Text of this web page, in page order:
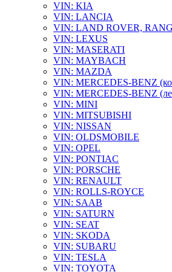
VIN: KIA
VIN: LANCIA
VIN: LAND ROVER,
VIN: LEXUS
VIN: MASERATI
VIN: MAYBACH
VIN: MAZDA
VIN: MERCEDES-BENZ
VIN: MERCEDES-BENZ
VIN: MINI
VIN: MITSUBISHI
VIN: NISSAN
VIN: OLDSMOBILE
VIN: OPEL
VIN: PONTIAC
VIN: PORSCHE
VIN: RENAULT
VIN: ROLLS-ROYCE
VIN: SAAB
VIN: SATURN
VIN: SEAT
VIN: SKODA
VIN: SUBARU
VIN: TESLA
VIN: TOYOTA